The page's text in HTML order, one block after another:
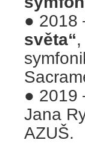
● 2018
světa“
● 2019
Jana
AZUŠ.